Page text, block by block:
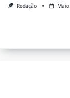
Redação